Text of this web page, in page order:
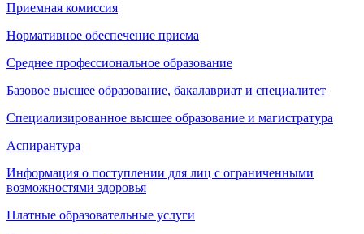
Приемная комиссия
Нормативное обеспечение приема
Среднее профессиональное образование
Базовое высшее образование, бакалавриат и специалитет
Специализированное высшее образование и магистратура
Аспирантура
Информация о поступлении для лиц с ограниченными
возможностями здоровья
Платные образовательные услуги